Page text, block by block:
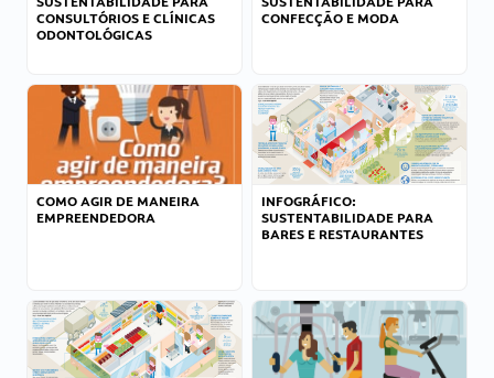
CONSULTÓRIOS E CLÍNICAS
ODONTOLÓGICAS
CONFECÇÃO E MODA
COMO AGIR DE MANEIRA
EMPREENDEDORA
INFOGRÁFICO:
SUSTENTABILIDADE PARA
BARES E RESTAURANTES